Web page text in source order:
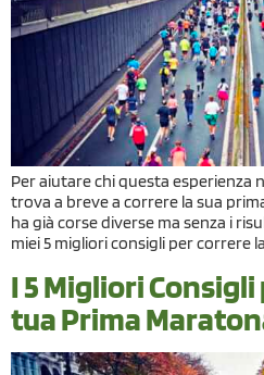
Per aiutare chi questa esperienza
trova a breve a correre la sua
ha già corse diverse ma senza i
miei 5 migliori consigli per correre
I 5 Migliori
tua Prima